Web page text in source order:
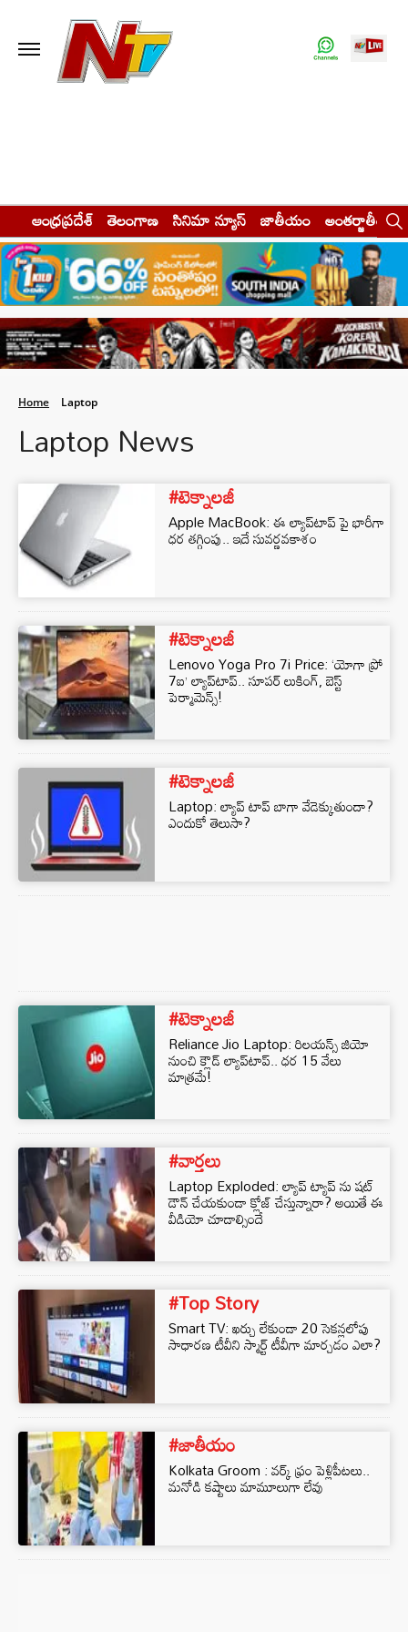
ఆంధ్రప్రదేశ్ తెలంగాణ సినిమా న్యూస్ జాతీయం అంతర్జాతీయం
Home Laptop
Laptop News
#టెక్నాలజీ
Apple MacBook: ఈ ల్యాప్⁬టాప్ పై భారీగా
ధర తగ్గింపు.. ఇదే సువర్ణవకాశం
#టెక్నాలజీ
Lenovo Yoga Pro 7i Price: ‘యోగా ప్రో
7ఐ’ ల్యాప్‌టాప్‌.. సూపర్ లుకింగ్, బెస్ట్
పెర్మామెన్స్!
#టెక్నాలజీ
Laptop: ల్యాప్ టాప్ బాగా వేడెక్కుతుందా?
ఎందుకో తెలుసా?
#టెక్నాలజీ
Reliance Jio Laptop: రిలయన్స్ జియో
నుంచి క్లౌడ్ ల్యాప్‌టాప్‌.. ధర 15 వేలు
మాత్రమే!
#వార్తలు
Laptop Exploded: ల్యాప్ ట్యాప్ ను షట్
డౌన్ చేయకుండా క్లోజ్ చేస్తున్నారా? అయితే ఈ
వీడియో చూడాల్సిందే
#Top Story
Smart TV: ఖర్చు లేకుండా 20 సెకన్లలోపు
సాధారణ టీవీని స్మార్ట్ టీవీగా మార్చడం ఎలా?
#జాతీయం
Kolkata Groom : వర్క్ ఫ్రం పెళ్లిపీటలు..
మనోడి కష్టాలు మామూలుగా లేవు